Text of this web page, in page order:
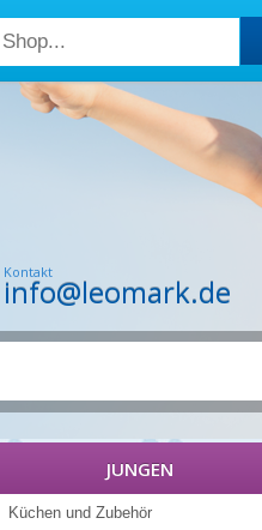
Impressum|AGB
Kontakt
info@leomark.de
JUNGEN
Küchen und Zubehör